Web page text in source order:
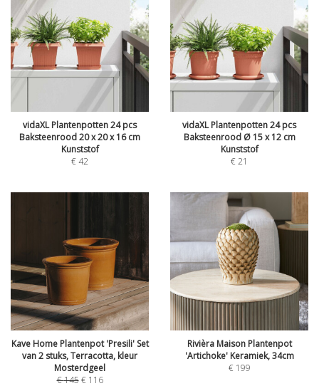
vidaXL Plantenpotten 24 pcs
Baksteenrood 20 x 20 x 16 cm
Kunststof
€42
vidaXL Plantenpotten 24 pcs
Baksteenrood Ø 15 x 12 cm
Kunststof
€21
Kave Home Plantenpot 'Presili' Set
van 2 stuks, Terracotta, kleur
Mosterdgeel
€145 € 116
Rivièra Maison Plantenpot
'Artichoke' Keramiek, 34cm
€ 199